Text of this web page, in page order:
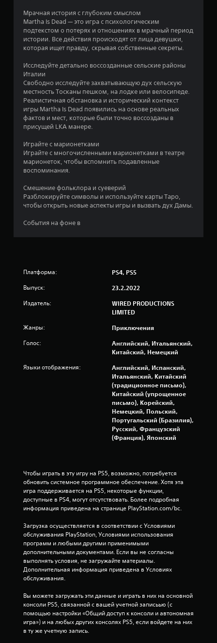
о
н
и
1
2
ц
Мрачная история с глубоким смыслом
Martha Is Dead — это игра с психологическим
подтекстом о потерях и отношениях в мрачный период
истории. Все действия происходят от лица девушки,
которая ищет правду, скрывая собственные секреты.
Исследуйте детально воссозданные сельские районы
Италии
Свободно исследуйте захватывающую дух сельскую
местность Тосканы пешком, на лодке или велосипеде.
Реалистичная обстановка и исторический контекст
игры Martha Is Dead появились на основе реальных
фактов и мест, которые были точно воссозданы в
присущей LKA манере.
Играйте с марионетками
Играйте с многочисленными марионетками в театре
марионеток, чтобы вспомнить подавленные
воспоминания.
Смешение фольклора и суеверий
Разблокируйте символы и используйте карты Таро,
чтобы открыть новые аспекты игры и вызвать дух Дамы.
События на фоне в
Платформа: PS4, PS5
Выпуск: 23.2.2022
Издатель:
WIRED PRODUCTIONS
LIMITED
Жанры: Приключения
Голос:
Английский, Итальянский,
Китайский, Немецкий
Языки отображения:
Английский, Испанский,
Итальянский, Китайский
(традиционное письмо),
Китайский (упрощенное
письмо), Корейский,
Немецкий, Польский,
Португальский (Бразилия),
Русский, Французский
(Франция), Японский
Чтобы играть в эту игру на PS5, возможно, потребуется
обновить системное программное обеспечение. Хотя эта
игра поддерживается на PS5, некоторые функции,
доступные в PS4, могут отсутствовать. Более подробная
информация приведена на странице PlayStation.com/bc.
Загрузка осуществляется в соответствии с Условиями
обслуживания PlayStation, Условиями использования
программ и любыми другими применимыми
дополнительными документами. Если вы не согласны
выполнять условия, не загружайте материалы.
Дополнительная информация приведена в Условиях
обслуживания.
Вы можете загружать эти данные и играть в них на основной
консоли PS5, связанной с вашей учетной записьью (с
помощью настройки «Общий доступ к консоли и автономная
игра») и на любых других консолях PS5, если войдете на них
в ту же учетную запись.